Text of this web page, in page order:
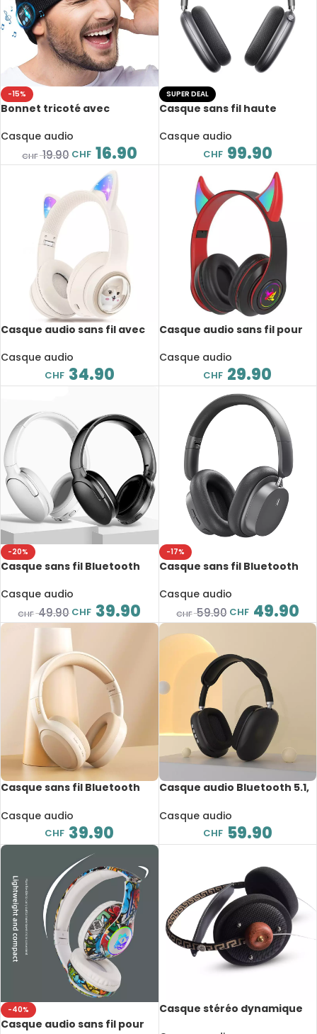
-15%
Bonnet tricoté avec
5.0 avec micro, longue durée
de veille
Casque audio
CHF19.90 CHF 16.90
SUPER DEAL
Casque sans fil haute
Picun F8 Pro ANC Low-
Latency, 140 heures
d’autonomie
Casque audio
CHF 99.90
Casque audio sans fil avec
5.3, RVB, Hi-Fi
Casque audio
CHF 34.90
Casque audio sans fil pour
microphone, clignotant RVB
Casque audio
CHF 29.90
-20%
Casque sans fil Bluetooth
heures
Casque audio
CHF49.90 CHF 39.90
-17%
Casque sans fil Bluetooth
70 heures
Casque audio
CHF59.90 CHF 49.90
Casque sans fil Bluetooth
durée de vie
Casque audio
CHF 39.90
Casque audio Bluetooth 5.1,
stéréo, 20 – 20000Hz
Casque audio
CHF 59.90
-40%
Casque audio sans fil pour
Casque stéréo dynamique